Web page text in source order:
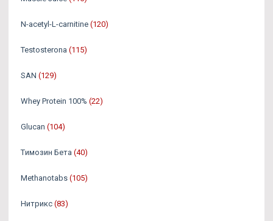
N-acetyl-L-carnitine (120)
Testosterona (115)
SAN (129)
Whey Protein 100% (22)
Glucan (104)
Tимозин Бета (40)
Methanotabs (105)
Нитрикс (83)